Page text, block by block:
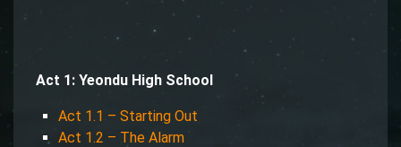
Act 1: Yeondu High School
Act 1.1 – Starting Out
Act 1.2 – The Alarm